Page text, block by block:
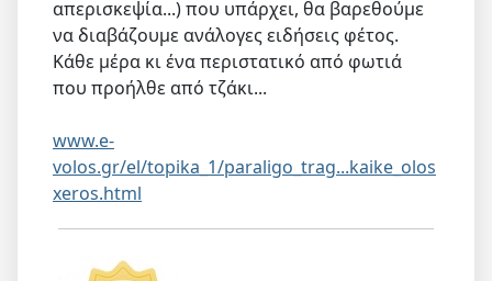
απερισκεψία...) που υπάρχει, θα βαρεθούμε
να διαβάζουμε ανάλογες ειδήσεις φέτος.
Κάθε μέρα κι ένα περιστατικό από φωτιά
που προήλθε από τζάκι...
www.e-
volos.gr/el/topika_1/paraligo_trag...kaike_olos
xeros.html